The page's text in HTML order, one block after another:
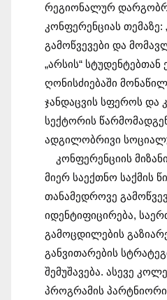
რეგიონალურ
კონფერენციას თემაზე:
გამოწვევები და
„არსის“
ღონისძიებაში
ჯანდაცვის სფეროს და
სექტორის
ადგილობრივი
კონფერენციის
მიერ საექთნო საქმის
თანამედროვე
იდენტიფიცირება,
გამოცდილების
განვითარების
შემუშავება. ასევე
პროგრამის პარტნიორი